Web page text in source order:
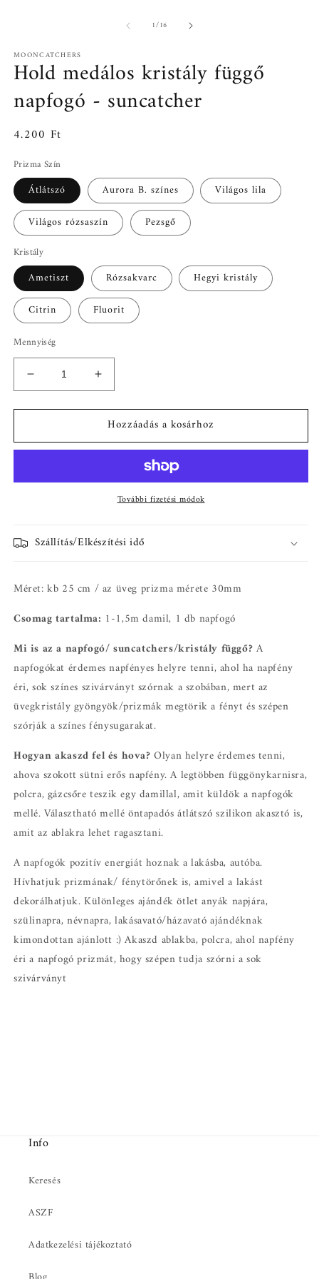
1//16
MOONCATCHERS
Hold medálos kristály függő
napfogó - suncatcher
Normál
4.200 Ft
Prizma Szín
Átlátszó Aurora B. színes
Világos lila
Világos rózsaszín
Pezsgő
Kristály
Ametiszt Rózsakvarc
Hegyi kristály
Citrin
Fluorit
Mennyiség
medálos
kristály
napfogó
mennyiségének
Hold
medálos
kristály
függő
napfogó
suncatcher
mennyiségének
növelése
Hozzáadás a kosárhoz
További fizetési módok
Szállítás/Elkészítési idő
Méret: kb 25 cm / az üveg prizma mérete 30mm
Csomag tartalma: 1-1,5m damil, 1 db napfogó
Mi is az a napfogó/ suncatchers/kristály függő?A
napfogókat érdemes napfényes helyre tenni, ahol ha napfény
éri, sok színes szivárványt szórnak a szobában, mert az
üvegkristály gyöngyök/prizmák megtörik a fényt és szépen
szórják a színes fénysugarakat.
Hogyan akaszd fel és hova?Olyan helyre érdemes tenni,
ahova szokott sütni erős napfény. A legtöbben függönykarnisra,
polcra, gázcsőre teszik egy damillal, amit küldök a napfogók
mellé. Választható mellé öntapadós átlátszó szilikon akasztó is,
amit az ablakra lehet ragasztani.
A napfogók pozitív energiát hoznak a lakásba, autóba.
Hívhatjuk prizmának/ fénytörőnek is, amivel a lakást
dekorálhatjuk. Különleges ajándék ötlet anyák napjára,
szülinapra, névnapra, lakásavató/házavató ajándéknak
kimondottan ajánlott :) Akaszd ablakba, polcra, ahol napfény
éri a napfogó prizmát, hogy szépen tudja szórni a sok
szivárványt
Info
Keresés
ASZF
Adatkezelési tájékoztató